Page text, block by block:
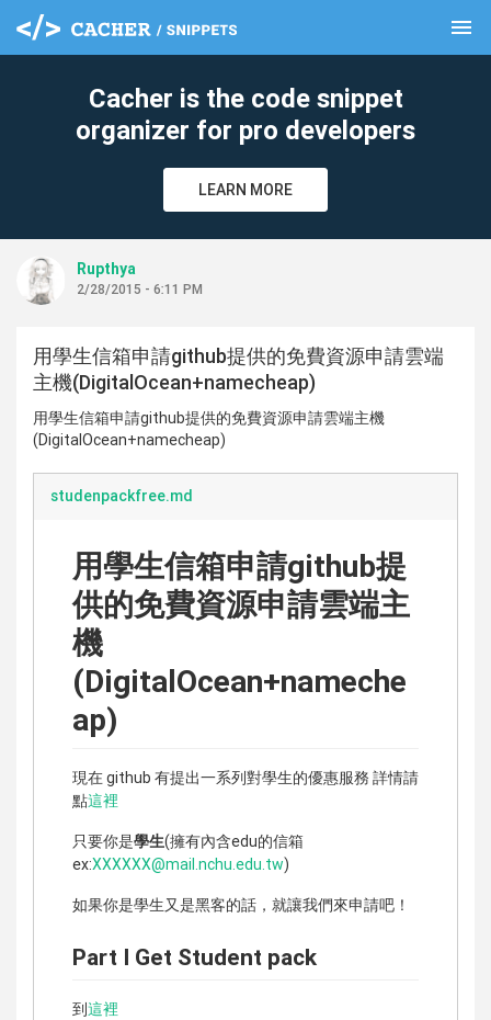
menu
Cacher is the code snippet
organizer for pro developers
LEARN MORE
Rupthya
2/28/2015 - 6:11 PM
用學生信箱申請github提供的免費資源申請雲端
主機(DigitalOcean+namecheap)
用學生信箱申請github提供的免費資源申請雲端主機
(DigitalOcean+namecheap)
studenpackfree.md
用學生信箱申請github提
供的免費資源申請雲端主
機
(DigitalOcean+nameche
ap)
現在 github 有提出一系列對學生的優惠服務 詳情請
點這裡
只要你是學生(擁有內含edu的信箱
ex:XXXXXX@mail.nchu.edu.tw)
如果你是學生又是黑客的話，就讓我們來申請吧！
Part I Get Student pack
到這裡
clear